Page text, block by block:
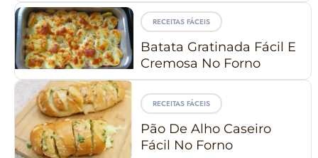
RECEITAS FÁCEIS
Batata Gratinada Fácil E
Cremosa No Forno
RECEITAS FÁCEIS
Pão De Alho Caseiro
Fácil No Forno